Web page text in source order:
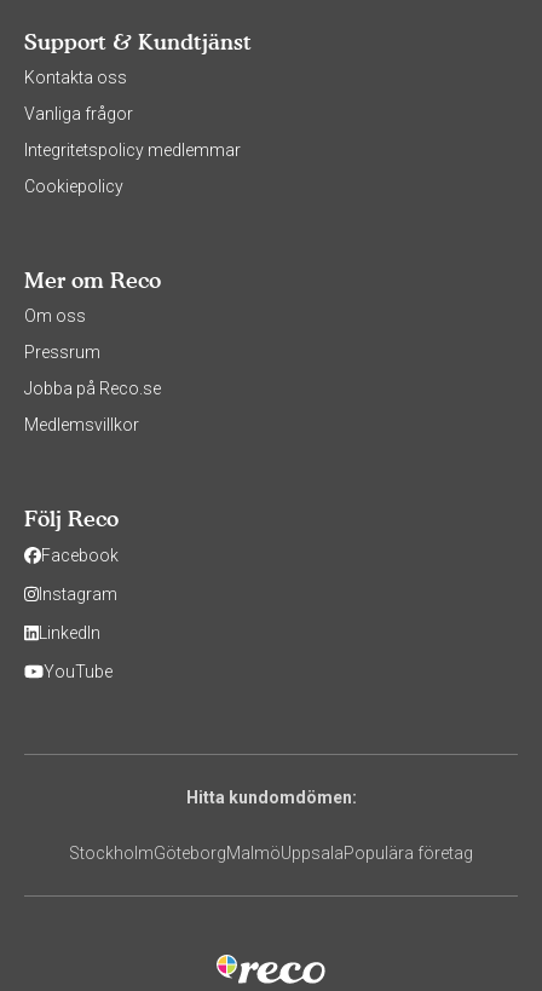
Support & Kundtjänst
Kontakta oss
Vanliga frågor
Integritetspolicy medlemmar
Cookiepolicy
Mer om Reco
Om oss
Pressrum
Jobba på Reco.se
Medlemsvillkor
Följ Reco
Facebook
Instagram
LinkedIn
YouTube
Hitta kundomdömen:
StockholmGöteborgMalmöUppsalaPopulära företag